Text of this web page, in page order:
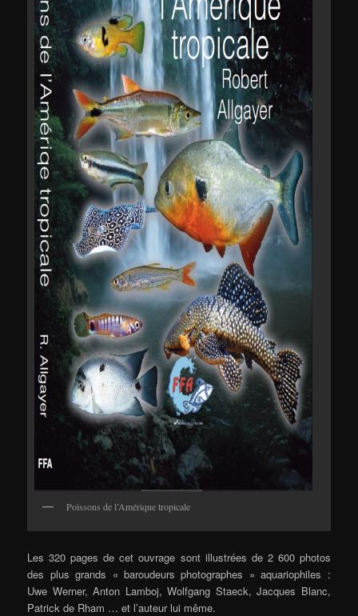
Poissons de l’Amérique tropicale
Les 320 pages de cet ouvrage sont illustrées de 2 600 photos
des plus grands « baroudeurs photographes » aquariophiles :
Uwe Werner, Anton Lamboj, Wolfgang Staeck, Jacques Blanc,
Patrick de Rham … et l’auteur lui même.